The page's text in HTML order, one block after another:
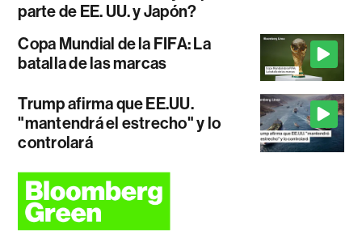
parte de EE. UU. y Japón?
Copa Mundial de la FIFA: La
batalla de las marcas
Trump afirma que EE.UU.
"mantendrá el estrecho" y lo
controlará